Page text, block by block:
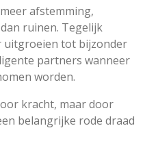
afstemming,
ruinen. Tegelijk
uitgroeien tot bijzonder
partners wanneer
worden.
kracht, maar door
belangrijke rode draad